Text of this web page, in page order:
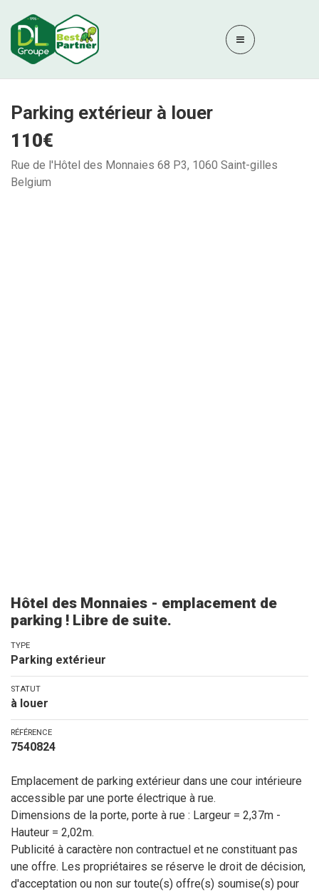
Parking extérieur à louer
110€
Rue de l'Hôtel des Monnaies 68 P3, 1060 Saint-gilles
Belgium
Hôtel des Monnaies - emplacement de
parking ! Libre de suite.
TYPE
Parking extérieur
STATUT
à louer
RÉFÉRENCE
7540824
Emplacement de parking extérieur dans une cour intérieure
accessible par une porte électrique à rue.
Dimensions de la porte, porte à rue : Largeur = 2,37m -
Hauteur = 2,02m.
Publicité à caractère non contractuel et ne constituant pas
une offre. Les propriétaires se réserve le droit de décision,
d'acceptation ou non sur toute(s) offre(s) soumise(s) pour